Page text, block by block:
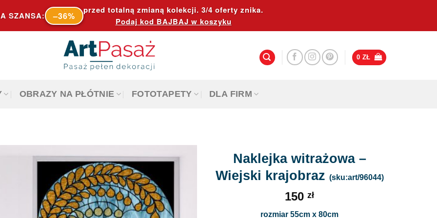
SZANSA: –36%
przed totalną zmianą kolekcji. 3/4 oferty znika.
Podaj kod BAJBAJ w koszyku
0 ZŁ
OBRAZY NA PŁÓTNIE FOTOTAPETY DLA FIRM
Naklejka witrażowa –
Wiejski krajobraz (sku:art/96044)
150 zł
rozmiar 55cm x 80cm